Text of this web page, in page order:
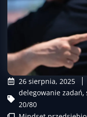
26 sierpnia, 2025
delegowanie zadań,
20/80